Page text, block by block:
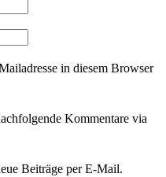
in diesem Browser
Kommentare via
Beiträge per E-Mail.